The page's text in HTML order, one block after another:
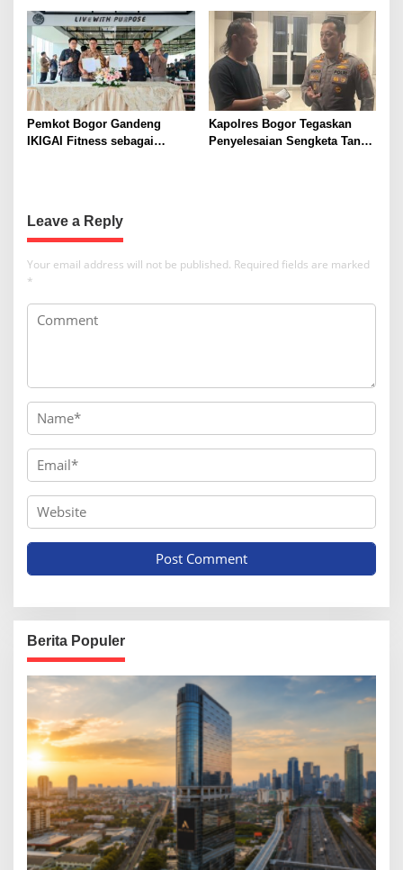
Pelayanan Publik
Pemkot Bogor Gandeng
IKIGAI Fitness sebagai
Kapolres Bogor Tegaskan
Penyelesaian Sengketa Tanah
Leave a Reply
Your email address will not be published. Required fields are marked
*
Berita Populer